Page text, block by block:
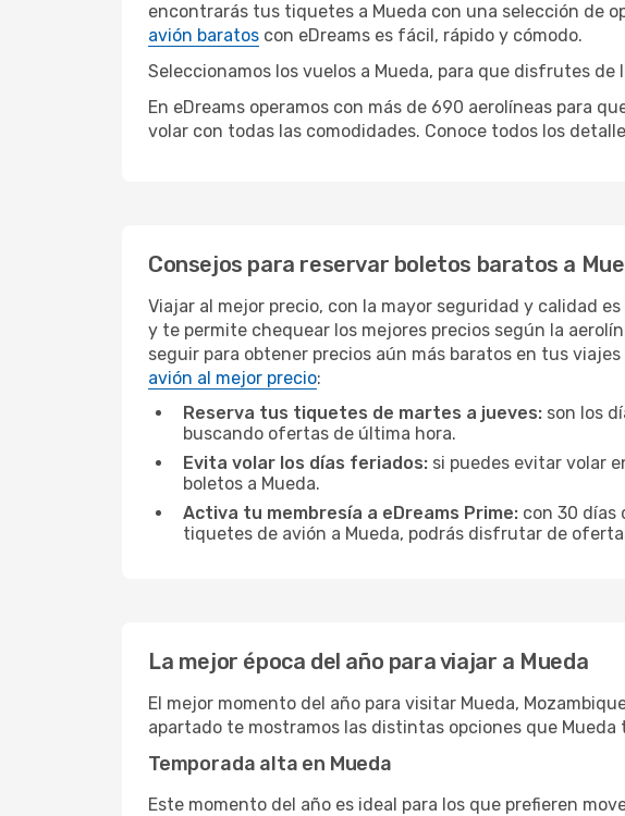
encontrarás tus tiquetes a Mueda con una selección de
avión baratos con eDreams es fácil, rápido y cómodo.
Seleccionamos los vuelos a Mueda, para que disfrutes
En eDreams operamos con más de 690 aerolíneas para
volar con todas las comodidades. Conoce todos los
Consejos para reservar boletos baratos a
Viajar al mejor precio, con la mayor seguridad y calidad
y te permite chequear los mejores precios según la
seguir para obtener precios aún más baratos en tus
avión al mejor precio:
Reserva tus tiquetes de martes a jueves: son los
buscando ofertas de última hora.
Evita volar los días feriados: si puedes evitar volar
boletos a Mueda.
Activa tu membresía a eDreams Prime: con 30 días
tiquetes de avión a Mueda, podrás disfrutar de
La mejor época del año para viajar a Mueda
El mejor momento del año para visitar Mueda,
apartado te mostramos las distintas opciones que
Temporada alta en Mueda
Este momento del año es ideal para los que prefieren